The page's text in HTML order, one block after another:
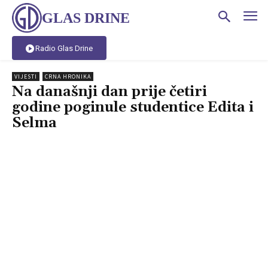
GLAS DRINE
Radio Glas Drine
VIJESTI CRNA HRONIKA
Na današnji dan prije četiri
godine poginule studentice Edita i
Selma